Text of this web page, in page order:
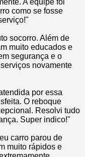
A equipe foi
como se fosse
socorro. Além de
muito educados e
segurança e o
novamente
por essa
O reboque
Resolvi tudo
Super indico!"
carro parou de
muito rápidos e